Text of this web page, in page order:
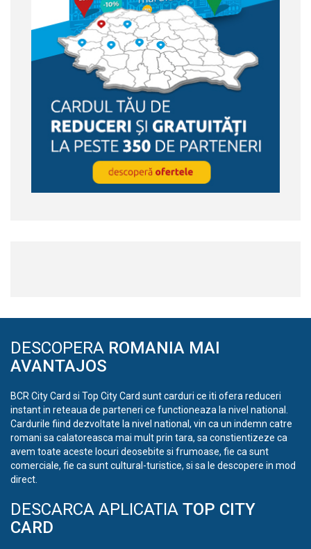
DESCOPERA ROMANIA MAI
AVANTAJOS
BCR City Card si Top City Card sunt carduri ce iti ofera reduceri
instant in reteaua de parteneri ce functioneaza la nivel national.
Cardurile fiind dezvoltate la nivel national, vin ca un indemn catre
romani sa calatoreasca mai mult prin tara, sa constientizeze ca
avem toate aceste locuri deosebite si frumoase, fie ca sunt
comerciale, fie ca sunt cultural-turistice, si sa le descopere in mod
direct.
DESCARCA APLICATIA TOP CITY
CARD